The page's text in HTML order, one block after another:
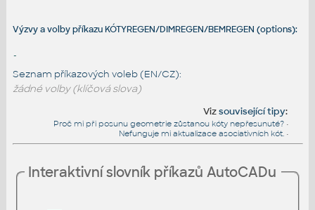
Výzvy a volby příkazu KÓTYREGEN/DIMREGEN/BEMREGEN (options):
-
Seznam příkazových voleb (EN/CZ):
žádné volby (klíčová slova)
Vizsouvisející tipy:
Proč mi při posunu geometrie zůstanou kóty nepřesunuté? •
Nefunguje mi aktualizace asociativních kót. •
Interaktivní slovník příkazů AutoCADu